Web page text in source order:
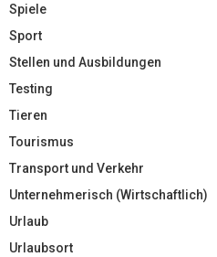
Spiele
Sport
Stellen und Ausbildungen
Testing
Tieren
Tourismus
Transport und Verkehr
Unternehmerisch (Wirtschaftlich)
Urlaub
Urlaubsort